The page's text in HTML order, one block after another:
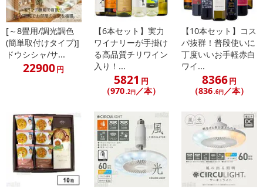
[～8畳用/調光調色
(簡単取付けタイプ)]
ドウシシャ/サ...
22900円
【6本セット】実力
ワイナリーが手掛け
る高品質チリワイン
入り！...
5821 円
（970.2円／本）
【10本セット】コス
パ抜群！普段使いに
丁度いいお手軽赤白
ワイ...
8366円
（836.6円／本）